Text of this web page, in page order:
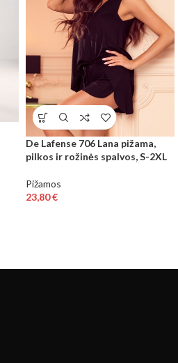
De Lafense 706 Lana pižama,
pilkos ir rožinės spalvos, S-2XL
Pižamos
23,80€